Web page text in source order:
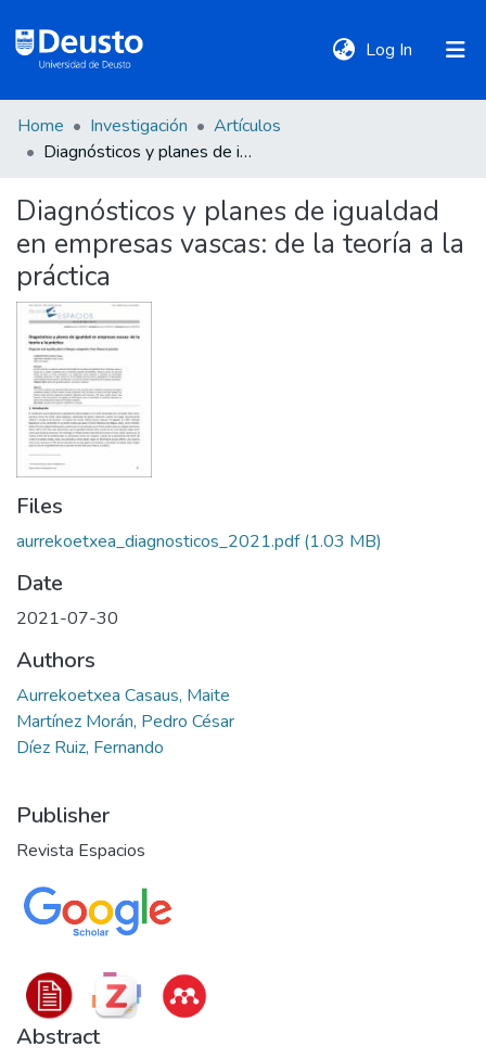
Log In (current)
DeustoTeka
Communities
&
Collections
All of DSpace
Statistics
Policies
Home Investigación
Artículos
Diagnósticos y planes de igualdad en empresas vascas: de la teoría a la práctica
Diagnósticos y planes de igualdad
en empresas vascas: de la teoría a la
práctica
Files
aurrekoetxea_diagnosticos_2021.pdf(1.03 MB)
Date
2021-07-30
Authors
Aurrekoetxea Casaus, Maite
Martínez Morán, Pedro César
Díez Ruiz, Fernando
Publisher
Revista Espacios
Abstract